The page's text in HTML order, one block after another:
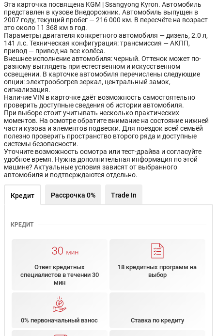
Эта карточка посвящена KGM | Ssangyong Kyron. Автомобиль
представлен в кузове Внедорожник. Автомобиль выпущен в
2007 году, текущий пробег — 216 000 км. В пересчёте на возраст
это около 11 368 км в год.
Параметры двигателя конкретного автомобиля — дизель, 2.0 л,
141 л.с. Техническая конфигурация: трансмиссия — АКПП,
привод — привод на все колёса.
Внешнее исполнение автомобиля: черный. Оттенок может по-
разному выглядеть при естественном и искусственном
освещении. В карточке автомобиля перечислены следующие
опции: электрообогрев зеркал, центральный замок,
сигнализация.
Наличие VIN в карточке даёт возможность самостоятельно
проверить доступные сведения об истории автомобиля.
При выборе стоит учитывать несколько практических
моментов. На осмотре обратите внимание на состояние нижней
части кузова и элементов подвески. Для поездок всей семьёй
полезно проверить пространство второго ряда и доступные
системы безопасности.
Уточните возможность осмотра или тест-драйва и согласуйте
удобное время. Нужна дополнительная информация по этой
машине? Актуальные условия зависят от выбранного
автомобиля и подтверждаются отдельно.
Кредит Рассрочка 0% Trade In
КРЕДИТ
Ответ кредитных
специалистов в течении 30
мин
18 кредитных программ на
выбор
0% первоначальный взнос Ставка по кредиту